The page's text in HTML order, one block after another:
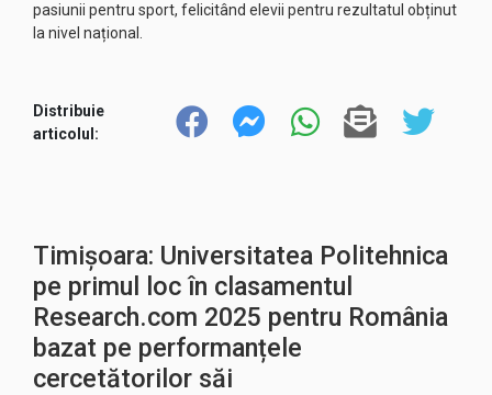
pasiunii pentru sport, felicitând elevii pentru rezultatul obținut
la nivel național.
Distribuie
articolul:
Timișoara: Universitatea Politehnica
pe primul loc în clasamentul
Research.com 2025 pentru România
bazat pe performanțele
cercetătorilor săi